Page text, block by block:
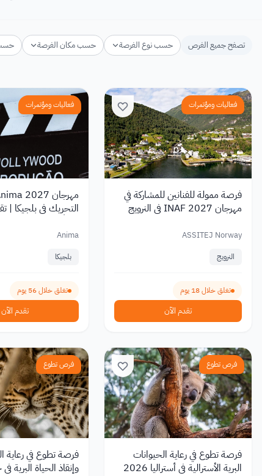
تصفح جميع الفرص حسب نوع الفرصة حسب مكان الفرصة
فعاليات ومؤتمرات
فرصة ممولة للفنانين للمشاركة في
مهرجان INAF 2027 في النرويج
ASSITEJ Norway
النرويج
تغلق خلال 18 يوم
تقدم الآن
فعاليات ومؤتمرات
التحريك في بلجيكا |
Anima
بلجيكا
تغلق خلال 56 يوم
تقدم الآن
فرص تطوع
فرصة تطوع في رعاية الحيوانات
البرية الأسترالية في أستراليا 2026
فرص تطوع
فرصة تطوع في رعاية
وإنقاذ الحياة البرية